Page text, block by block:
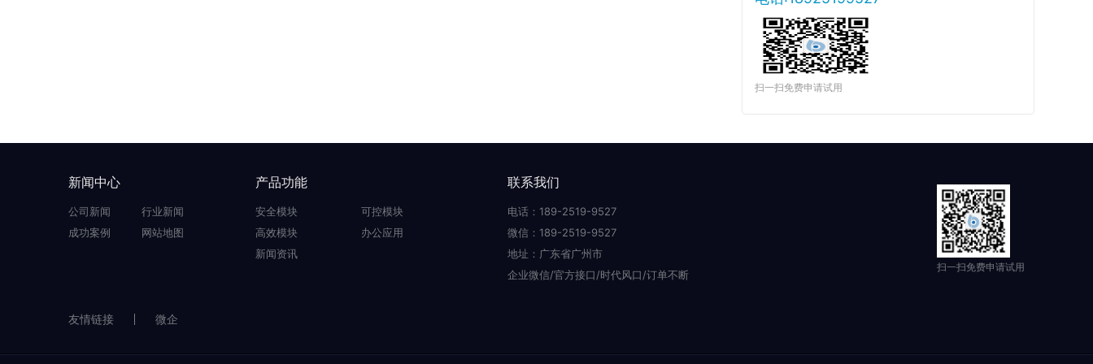
扫一扫免费申请试用
新闻中心
公司新闻
行业新闻
成功案例
网站地图
产品功能
安全模块
可控模块
高效模块
办公应用
新闻资讯
联系我们
电话：189-2519-9527
微信：189-2519-9527
地址：广东省广州市
企业微信/官方接口/时代风口/订单不断
扫一扫免费申请试用
友情链接 微企